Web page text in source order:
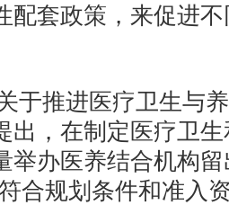
配套政策，来促进
推进医疗卫生与养
出，在制定医疗卫
举办医养结合机构
合规划条件和准入